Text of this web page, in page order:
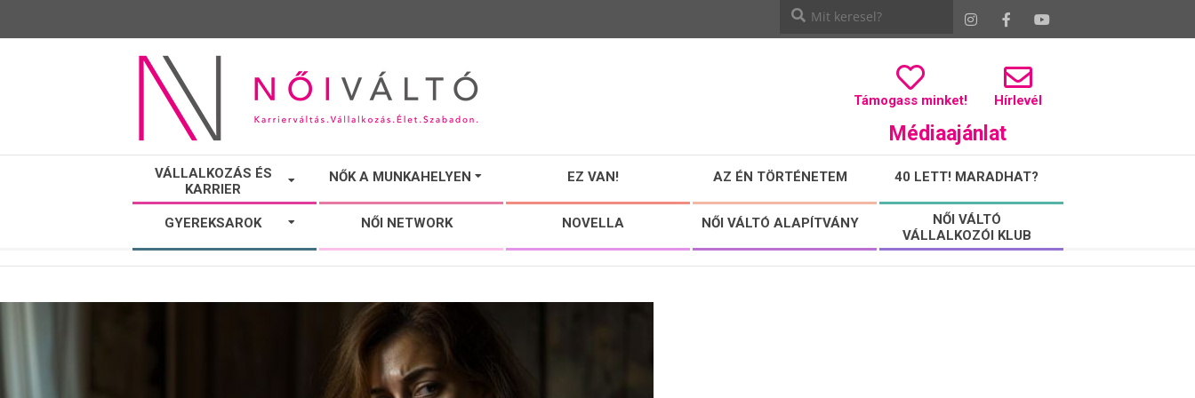
NŐI
VÁLTÓ
Támogass minket! Hírlevél
Médiaajánlat
VÁLLALKOZÁS ÉS
KARRIER
NŐK A MUNKAHELYEN EZ VAN! AZ ÉN TÖRTÉNETEM 40 LETT! MARADHAT?
GYEREKSAROK NŐI NETWORK NOVELLA NŐI VÁLTÓ ALAPÍTVÁNY
NŐI VÁLTÓ
VÁLLALKOZÓI KLUB